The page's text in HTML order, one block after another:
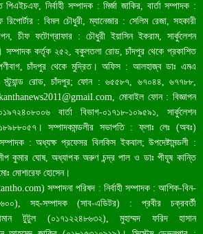
উন্নীত হওয়ার পথে
নির্বাহী সম্পাদক : মির্জা জাকির, বার্তা সম্পাদক :
: বিমল চৌধুরী, ম্যানেজার : সেলিম রেজা, সহকারী
চীফ ফটোগ্রাফার : চৌধুরী ইয়াসিন ইকরাম, সার্কুলেশন
সম্পাদক কর্তৃক ২৫২, বকুলতলা রোড, চাঁদপুর থেকে প্রকাশিত
চাঁদপুর থেকে মুদ্রিত। অফিস : আলহাজ্ব ডাঃ এমএ
রোড, চাঁদপুর; ফোন : ৬৫৫৮৭, ৬৭০৪৪, ৬৭৭৮৮,
, মোবাইল ফোন : বিজ্ঞাপন
বার্তা বিভাগ-০১৭১৮-১০৯৫৯১, সার্কুলেশন
সম্পাদকমন্ডলীর সভাপতি : ফ্লাঃ লেঃ (অবঃ)
: অধ্যক্ষ প্রফেসর বিলকিস ইকবাল; উপদেষ্টামন্ডলী :
কুমার ঘোষ, অধ্যাপক অরুণ চন্দ্র পাল ও ডাঃ পীযূষ কান্তি
মোশারেফ হোসেন।
) সম্পাদনা পরিষদ : নির্বাহী সম্পাদক : আশিক-বিন-
সহ-সম্পাদক (সাব-এডিটর) : প্রবীর চক্রবর্তী
টুটুল (০১৭১২২৪৮৬৩২), মুহাম্মদ ফরিদ হাসান